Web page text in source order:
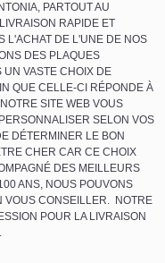
PARTOUT AU
RAPIDE ET
L'ACHAT DE L'UNE DE NOS
DES PLAQUES
VASTE CHOIX DE
QUE CELLE-CI RÉPONDE À
SITE WEB VOUS
SELON VOS
DÉTERMINER LE BON
CHER CAR CE CHOIX
DES MEILLEURS
ANS, NOUS POUVONS
VOUS CONSEILLER. NOTRE
POUR LA LIVRAISON